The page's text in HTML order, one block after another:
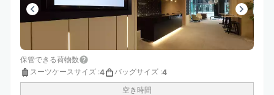
保管できる荷物数
スーツケースサイズ :4 バッグサイズ :4
空き時間